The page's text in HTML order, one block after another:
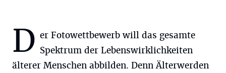
D er Fotowettbewerb will das gesamte
Spektrum der Lebenswirklichkeiten
älterer Menschen abbilden. Denn Älterwerden